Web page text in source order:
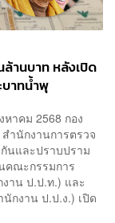
านบาท หลังเปิด
าทน้ำพุ
าคม 2568 กอง
ำนักงานการตรวจ
นและปราบปราม
คณะกรรมการ
าน ป.ป.ท.) และ
กงาน ป.ป.ง.) เปิด